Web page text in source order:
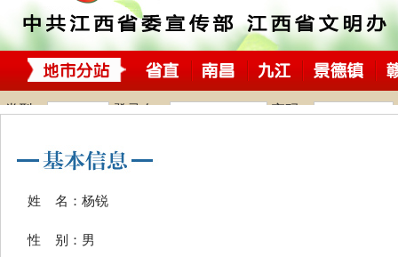
姓 名：杨锐
性 别：男